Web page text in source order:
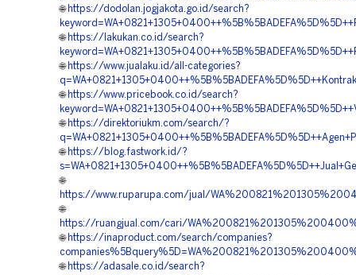
🌐 https://dodolan.jogjakota.go.id/search?
🌐 https://lakukan.co.id/search?
🌐 https://www.jualaku.id/all-categories?
🌐 https://www.pricebook.co.id/search?
🌐 https://direktoriukm.com/search/?
🌐 https://blog.fastwork.id/?
🌐
https://www.ruparupa.com/jual/
🌐
https://ruangjual.com/cari/
🌐 https://inaproduct.com/search/companies?
🌐 https://adasale.co.id/search?